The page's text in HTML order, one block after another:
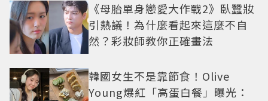
《母胎單身戀愛大作戰2》臥蠶妝
引熱議！為什麼看起來這麼不自
然？彩妝師教你正確畫法
韓國女生不是靠節食！Olive
Young爆紅「高蛋白餐」曝光：